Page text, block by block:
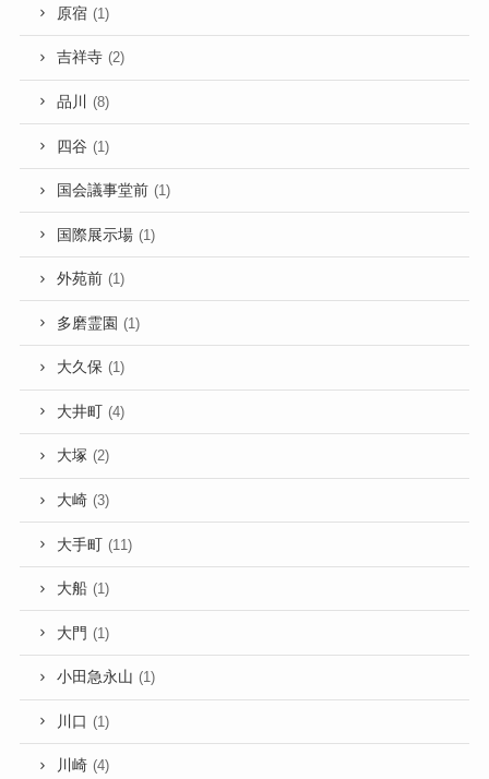
原宿 (1)
吉祥寺 (2)
品川 (8)
四谷 (1)
国会議事堂前 (1)
国際展示場 (1)
外苑前 (1)
多磨霊園 (1)
大久保 (1)
大井町 (4)
大塚 (2)
大崎 (3)
大手町 (11)
大船 (1)
大門 (1)
小田急永山 (1)
川口 (1)
川崎 (4)